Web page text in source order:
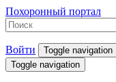
Похоронный портал
Войти
Toggle navigation
Toggle navigation